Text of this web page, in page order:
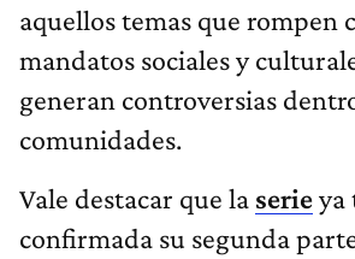
aquellos temas que rompen
mandatos sociales y
generan controversias
comunidades.
Vale destacar que la serieya
confirmada su segunda